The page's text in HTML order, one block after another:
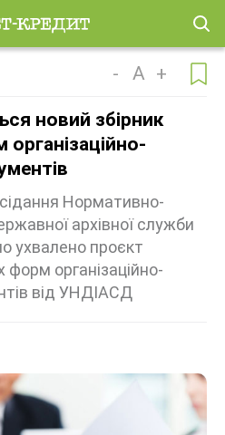
- A +
новий збірник
організаційно-
Нормативно-
архівної служби
ухвалено проєкт
форм організаційно-
від УНДІАСД